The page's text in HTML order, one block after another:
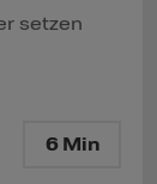
setzen
6 Min